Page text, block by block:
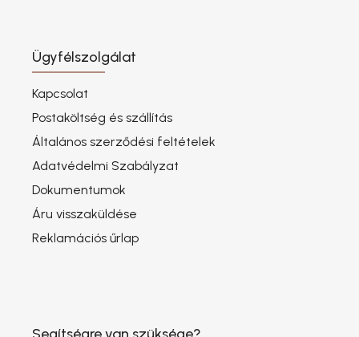
Ügyfélszolgálat
Kapcsolat
Postaköltség és szállítás
Általános szerződési feltételek
Adatvédelmi Szabályzat
Dokumentumok
Áru visszaküldése
Reklamációs űrlap